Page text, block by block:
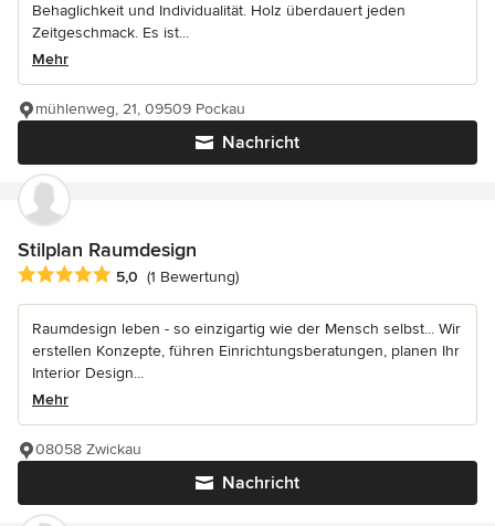
Behaglichkeit und Individualität. Holz überdauert jeden
Zeitgeschmack. Es ist...
Mehr
Nachricht
mühlenweg, 21, 09509 Pockau
Stilplan Raumdesign
Durchschnittliche Bewertung: 5 von 5 Sternen
5,0 (1 Bewertung)
Raumdesign leben - so einzigartig wie der Mensch selbst... Wir
erstellen Konzepte, führen Einrichtungsberatungen, planen Ihr
Interior Design...
Mehr
Nachricht
08058 Zwickau